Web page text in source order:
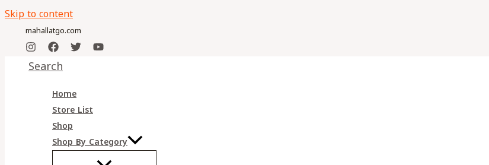
Skip to content
mahallatgo.com
Search
Home
Store List
Shop
Shop By Category